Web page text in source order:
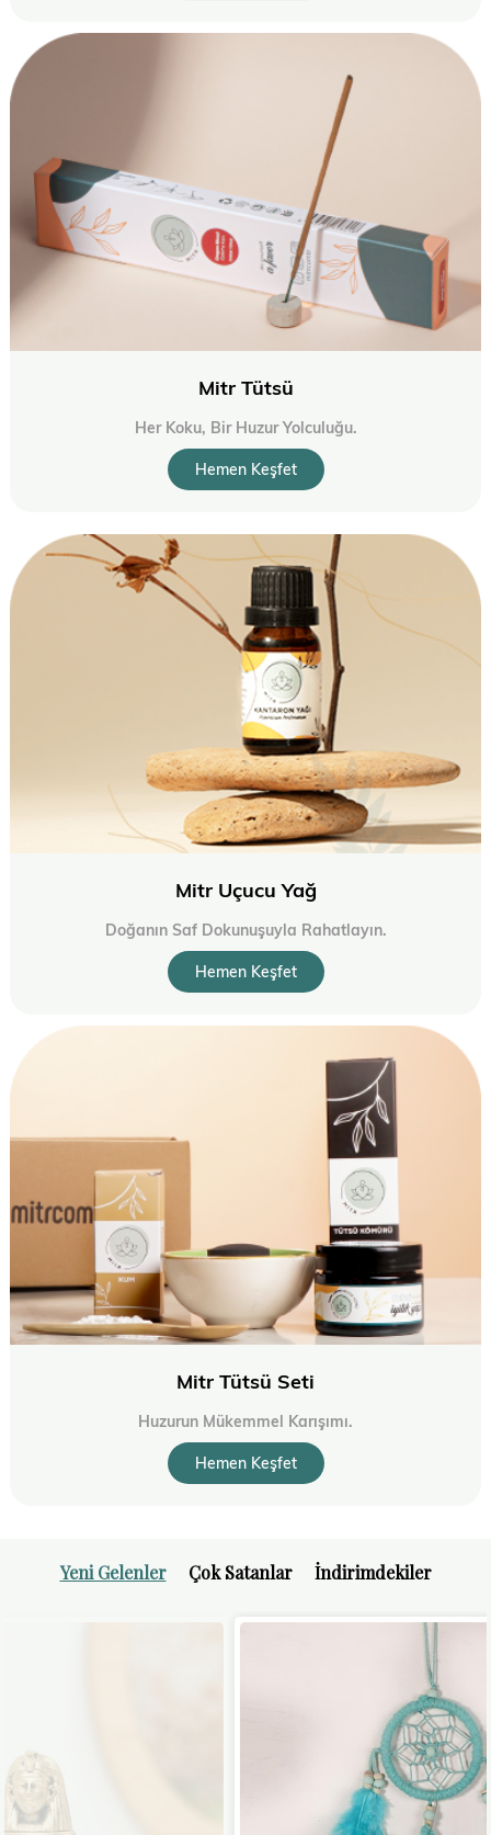
Mitr Tütsü
Her Koku, Bir Huzur Yolculuğu.
Hemen Keşfet
Mitr Uçucu Yağ
Doğanın Saf Dokunuşuyla Rahatlayın.
Hemen Keşfet
Mitr Tütsü Seti
Huzurun Mükemmel Karışımı.
Hemen Keşfet
Yeni Gelenler Çok Satanlar İndirimdekiler